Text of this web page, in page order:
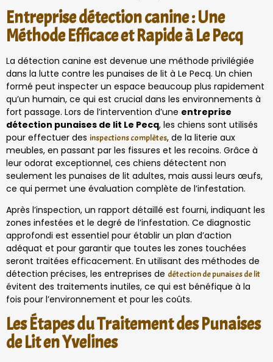
Entreprise détection canine : Une
Méthode Efficace et Rapide à Le Pecq
La détection canine est devenue une méthode privilégiée
dans la lutte contre les punaises de lit à Le Pecq. Un chien
formé peut inspecter un espace beaucoup plus rapidement
qu’un humain, ce qui est crucial dans les environnements à
fort passage. Lors de l’intervention d’une entreprise
détection punaises de lit Le Pecq, les chiens sont utilisés
pour effectuer des inspections complètes, de la literie aux
meubles, en passant par les fissures et les recoins. Grâce à
leur odorat exceptionnel, ces chiens détectent non
seulement les punaises de lit adultes, mais aussi leurs œufs,
ce qui permet une évaluation complète de l’infestation.
Après l’inspection, un rapport détaillé est fourni, indiquant les
zones infestées et le degré de l’infestation. Ce diagnostic
approfondi est essentiel pour établir un plan d’action
adéquat et pour garantir que toutes les zones touchées
seront traitées efficacement. En utilisant des méthodes de
détection précises, les entreprises de détection de punaises de lit
évitent des traitements inutiles, ce qui est bénéfique à la
fois pour l’environnement et pour les coûts.
Les Étapes du Traitement des Punaises
de Lit en Yvelines